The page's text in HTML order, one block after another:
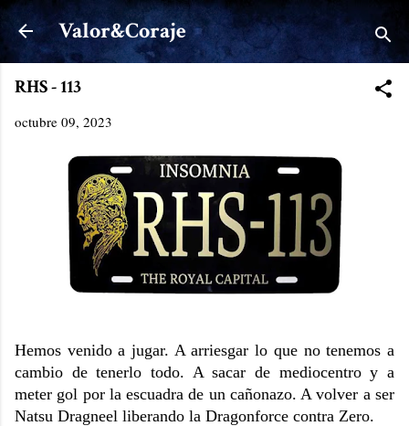
Ir al contenido principal
Valor&Coraje
RHS - 113
octubre 09, 2023
Hemos venido a jugar. A arriesgar lo que no tenemos a
cambio de tenerlo todo. A sacar de mediocentro y a
meter gol por la escuadra de un cañonazo. A volver a ser
Natsu Dragneel liberando la Dragonforce contra Zero.